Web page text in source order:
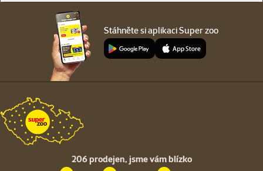
Stáhněte si aplikaci Super zoo
206 prodejen, jsme vám blízko